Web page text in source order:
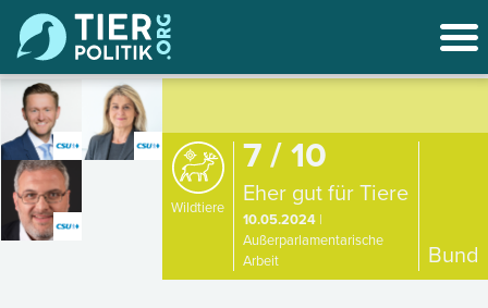
Wildtiere
7 / 10
Eher gut für Tiere
10.05.2024 |
Außerparlamentarische
Arbeit
Bund